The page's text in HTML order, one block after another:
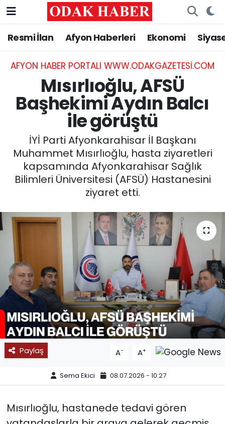
Resmi İlan Afyon Haberleri Ekonomi
AFYON HABER PORTALI WWW.ODAKGAZETESI.COM
Mısırlıoğlu, AFSÜ
Başhekimi Aydın Balcı
ile görüştü
İYİ Parti Afyonkarahisar İl Başkanı
Muhammet Mısırlıoğlu, hasta ziyaretleri
kapsamında Afyonkarahisar Sağlık
Bilimleri Üniversitesi (AFSÜ) Hastanesini
ziyaret etti.
Paylaş A- A+
Sema Ekici 08.07.2026 - 10:27
Mısırlıoğlu, hastanede tedavi gören
AFYONKARAHİSAR HABERLERİ
Resmi İlan
ASAYİŞ
GÜNCEL
SİYASET
EĞİTİM
SAĞLIK
11:11 MANŞET
Nöbetçi Eczaneler
Hava Durumu
Trafik Durumu
Süper Lig Puan Durumu ve Fikstür
Tüm Manşetler
Son Dakika Haberleri